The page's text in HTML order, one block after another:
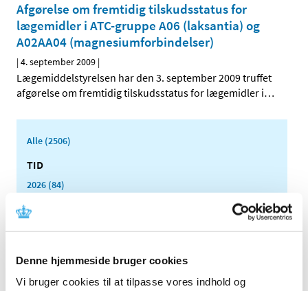
Denne hjemmeside bruger cookies
Vi bruger cookies til at tilpasse vores indhold og
Afgørelse om fremtidig tilskudsstatus for
lægemidler i ATC-gruppe A06 (laksantia) og
A02AA04 (magnesiumforbindelser)
|4. september 2009 |
Lægemiddelstyrelsen har den 3. september 2009 truffet
afgørelse om fremtidig tilskudsstatus for lægemidler i…
Alle (2506)
TID
2026 (84)
2024 (224)
2022 (197)
2021 (516)